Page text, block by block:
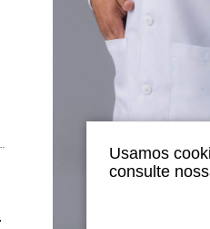
Usamos
consulte